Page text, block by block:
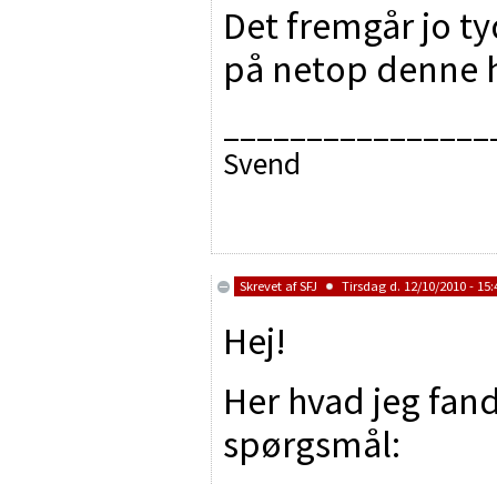
Det fremgår jo
på netop denne
Svend
Skrevet afSFJ Tirsdag d. 12/10/2010 -
Hej!
Her hvad jeg
spørgsmål: